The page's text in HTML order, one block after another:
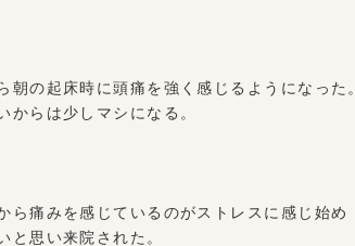
朝の起床時に頭痛を強く感じるようになった。
からは少しマシになる。
ら痛みを感じているのがストレスに感じ始め
と思い来院された。